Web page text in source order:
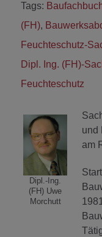
Tags:
(FH),
Feuchteschutz-
Dipl. Ing. (FH)-
Feuchteschutz
Dipl.-Ing.
(FH) Uwe
Morchutt
und
am